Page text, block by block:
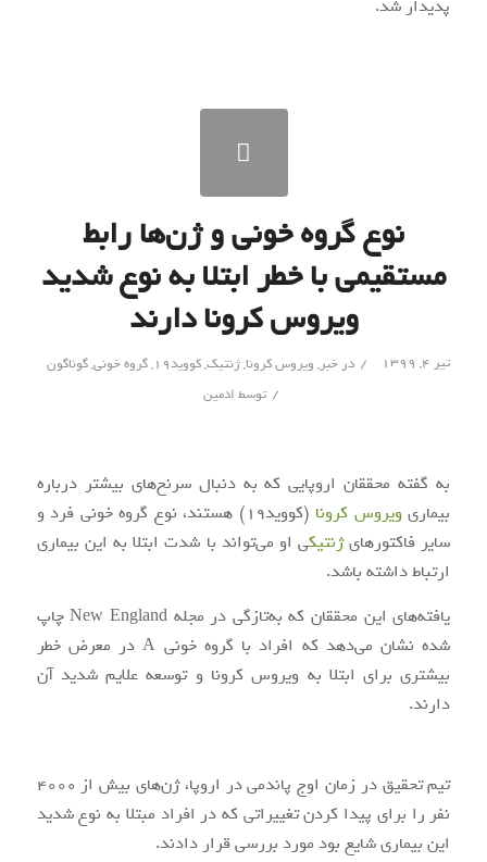
پدیدار شد.
نوع گروه خونی و ژن‌ها رابط
مستقیمی با خطر ابتلا به نوع شدید
ویروس کرونا دارند
تیر ۴, ۱۳۹۹ / درخبر, ویروس کرونا,ژنتیک,کووید۱۹ ,گروه خونی,گوناگون
/ توسط ادمین
به گفته محققان اروپایی که به دنبال سرنخ‌های بیشتر درباره
بیماری ویروس کرونا
(کووید۱۹) هستند، نوع گروه خونی فرد و
سایر فاکتورهایژنتیکی او می‌تواند با شدت ابتلا به این بیماری
ارتباط داشته باشد.
یافته‌های این محققان که به‌تازگی در مجله New England چاپ
شده نشان می‌دهد که افراد با گروه خونی A در معرض خطر
بیشتری برای ابتلا به ویروس کرونا و توسعه علایم شدید آن
دارند.
تیم تحقیق در زمان اوج پاندمی در اروپا، ژن‌های بیش از ۴۰۰۰
نفر را برای پیدا کردن تغییراتی که در افراد مبتلا به نوع شدید
این بیماری شایع بود مورد بررسی قرار دادند.